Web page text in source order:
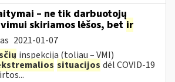
– ne tik darbuotojų
skiriamos lėšos, bet ir
2021-01-07
inspekcija (toliau – VMI)
situacijos dėl COVID-19